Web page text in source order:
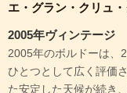
エ・グラン・クリュ
2005年ヴィンテージ
2005年のボルドーは、
ひとつとして広く評価
た安定した天候が続き